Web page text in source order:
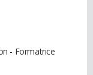
- Formatrice